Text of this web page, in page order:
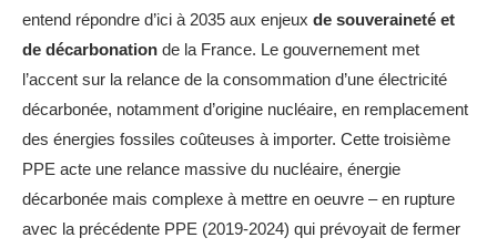
entend répondre d’ici à 2035 aux enjeux de souveraineté et
de décarbonation de la France. Le gouvernement met
l’accent sur la relance de la consommation d’une électricité
décarbonée, notamment d’origine nucléaire, en remplacement
des énergies fossiles coûteuses à importer. Cette troisième
PPE acte une relance massive du nucléaire, énergie
décarbonée mais complexe à mettre en oeuvre – en rupture
avec la précédente PPE (2019-2024) qui prévoyait de fermer